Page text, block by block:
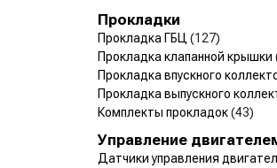
Прокладки
Прокладка ГБЦ (127)
Прокладка клапанной крышки
Прокладка впускного
Прокладка выпускного
Комплекты прокладок(43)
Управление
Датчики управления